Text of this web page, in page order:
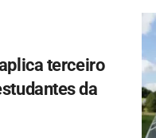
terceiro
da